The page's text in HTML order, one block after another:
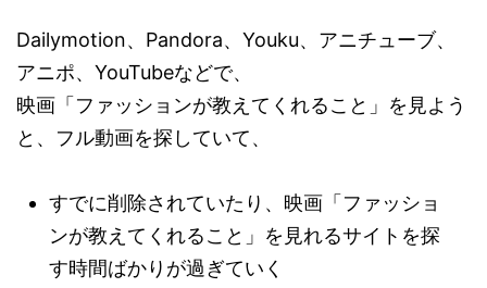
Dailymotion、Pandora、Youku、アニチューブ、
アニポ、YouTubeなどで、
映画「ファッションが教えてくれること」を見よう
と、フル動画を探していて、
すでに削除されていたり、映画「ファッショ
ンが教えてくれること」を見れるサイトを探
す時間ばかりが過ぎていく